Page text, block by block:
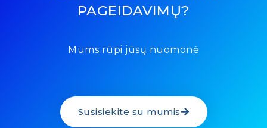
PAGEIDAVIMŲ?
Mums rūpi jūsų nuomonė
Susisiekite su mumis